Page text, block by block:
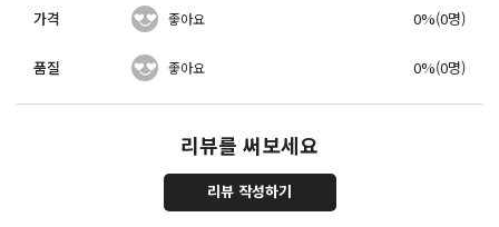
가격 좋아요 0%(0명)
품질 좋아요 0%(0명)
리뷰를 써보세요
리뷰 작성하기